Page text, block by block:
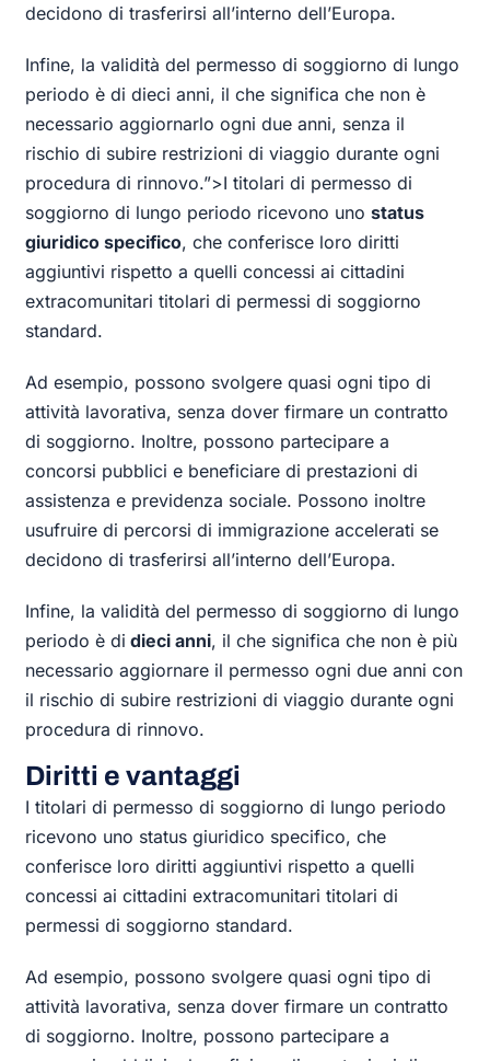
decidono di trasferirsi all’interno dell’Europa.
Infine, la validità del permesso di soggiorno di lungo
periodo è di dieci anni, il che significa che non è
necessario aggiornarlo ogni due anni, senza il
rischio di subire restrizioni di viaggio durante ogni
procedura di rinnovo.”>I titolari di permesso di
soggiorno di lungo periodo ricevono unostatus
giuridico specifico, che conferisce loro diritti
aggiuntivi rispetto a quelli concessi ai cittadini
extracomunitari titolari di permessi di soggiorno
standard.
Ad esempio, possono svolgere quasi ogni tipo di
attività lavorativa, senza dover firmare un contratto
di soggiorno. Inoltre, possono partecipare a
concorsi pubblici e beneficiare di prestazioni di
assistenza e previdenza sociale. Possono inoltre
usufruire di percorsi di immigrazione accelerati se
decidono di trasferirsi all’interno dell’Europa.
Infine, la validità del permesso di soggiorno di lungo
periodo è di dieci anni, il che significa che non è più
necessario aggiornare il permesso ogni due anni con
il rischio di subire restrizioni di viaggio durante ogni
procedura di rinnovo.
Diritti e vantaggi
I titolari di permesso di soggiorno di lungo periodo
ricevono uno status giuridico specifico, che
conferisce loro diritti aggiuntivi rispetto a quelli
concessi ai cittadini extracomunitari titolari di
permessi di soggiorno standard.
Ad esempio, possono svolgere quasi ogni tipo di
attività lavorativa, senza dover firmare un contratto
di soggiorno. Inoltre, possono partecipare a